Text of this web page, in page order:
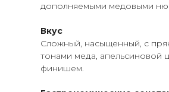
дополняемыми медовыми
Вкус
Сложный, насыщенный, с
тонами меда,
финишем.